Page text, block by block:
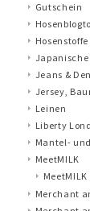
Gutschein
Hosenstoffe
Japanische
Jeans &
Jersey,
Leinen
Liberty
Mantel-
MeetMILK
Merchant